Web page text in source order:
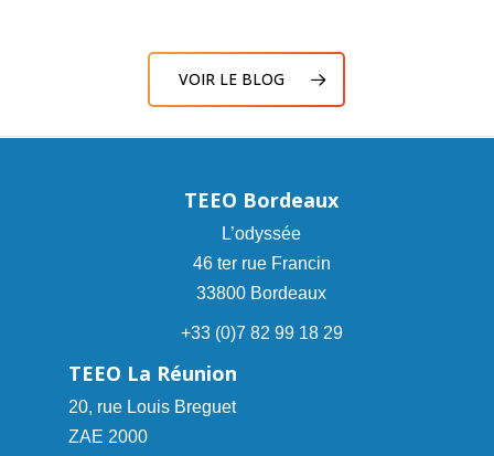
VOIR LE BLOG
TEEO Bordeaux
L’odyssée
46 ter rue Francin
33800 Bordeaux
+33 (0)7 82 99 18 29
TEEO La Réunion
20, rue Louis Breguet
ZAE 2000